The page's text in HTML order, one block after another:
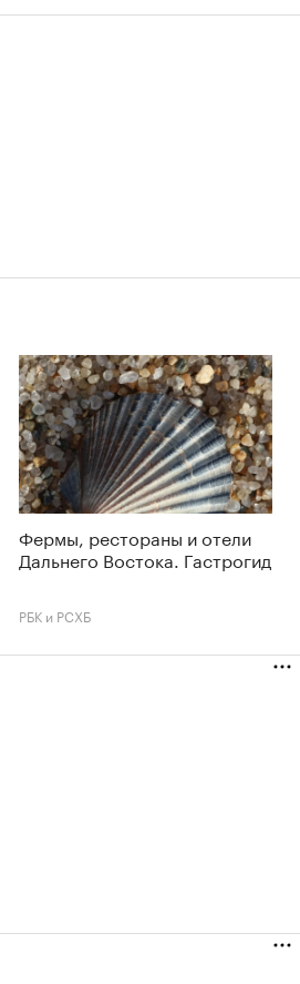
Фермы, рестораны и отели
Дальнего Востока. Гастрогид
РБК и РСХБ